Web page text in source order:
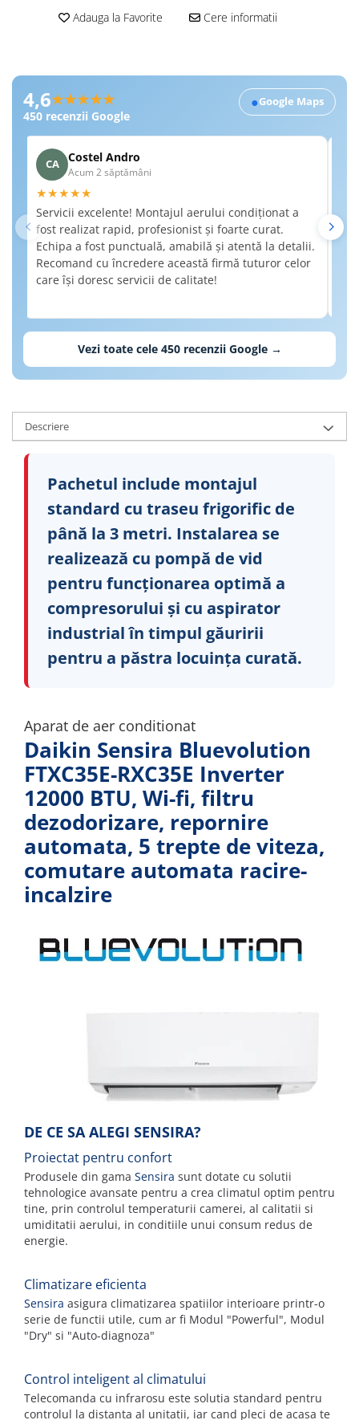
Adauga la Favorite Cere informatii
Recenzii Google RobertSim
4,6★★★★★
450 recenzii Google
●Google Maps
CA Costel Andro
Acum 2 săptămâni
★★★★★
Servicii excelente! Montajul aerului condiționat a
fost realizat rapid, profesionist și foarte curat.
Echipa a fost punctuală, amabilă și atentă la detalii.
Recomand cu încredere această firmă tuturor celor
care își doresc servicii de calitate!
a
Vezi toate cele 450recenzii Google →
Descriere
Pachetul include montajul
standard cu traseu frigorific de
până la 3 metri. Instalarea se
realizează cu pompă de vid
pentru funcționarea optimă a
compresorului și cu aspirator
industrial în timpul găuririi
pentru a păstra locuința curată.
Aparat de aer conditionat
Daikin Sensira Bluevolution
FTXC35E-RXC35E Inverter
12000 BTU, Wi-fi, filtru
dezodorizare, repornire
automata, 5 trepte de viteza,
comutare automata racire-
incalzire
DE CE SA ALEGI SENSIRA?
Proiectat pentru confort
Produsele din gama Sensira sunt dotate cu solutii
tehnologice avansate pentru a crea climatul optim pentru
tine, prin controlul temperaturii camerei, al calitatii si
umiditatii aerului, in conditiile unui consum redus de
energie.
Climatizare eficienta
Sensira asigura climatizarea spatiilor interioare printr-o
serie de functii utile, cum ar fi Modul "Powerful", Modul
"Dry" si "Auto-diagnoza"
Control inteligent al climatului
Telecomanda cu infrarosu este solutia standard pentru
controlul la distanta al unitatii, iar cand pleci de acasa te